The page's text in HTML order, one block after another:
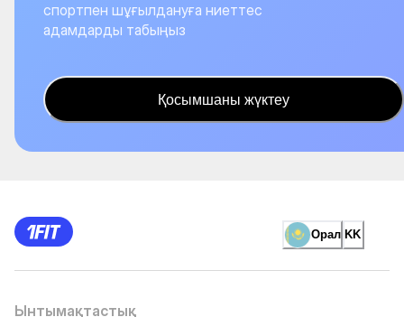
спортпен шұғылдануға ниеттес
адамдарды табыңыз
Қосымшаны жүктеу
Орал KK
Ынтымақтастық